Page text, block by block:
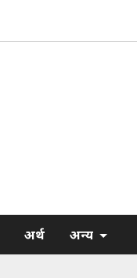
अर्थ अन्य